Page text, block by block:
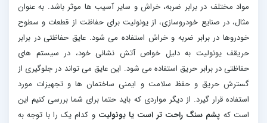
مواد مختلف در برابر ضربه، خراش و سایر آسیب ها موثر باشد. به عنوان
مثال، در صنایع خودروسازی، از یونولیت برای حفاظت از قطعات و سطوح
خودروها در برابر ضربه و خراش استفاده می شود. عایق حفاظتی در برابر
حریقف یونولیت به دلیل خواص آتش نشانی خود، در سیستم های
حفاظتی در برابر حریق استفاده می شود. این عایق می تواند در جلوگیری از
گسترش حریق و حفظ سلامت و ایمنی ساختمان ها و تجهیزات مورد
استفاده قرار گیرد. از دیگر مواردی که باید حتما برای شما بررسی کنیم این
است که پشم سنگ راحت تر است یا یونولیتو کدام یک را با توجه به